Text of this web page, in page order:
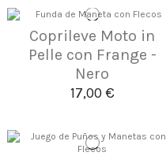
Coprileve Moto in
Pelle con Frange -
Nero
17,00 €